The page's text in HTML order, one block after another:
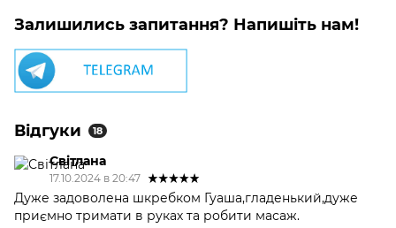
Залишились запитання? Напишіть нам!
Відгуки 18
Світлана
17.10.2024 в 20:47
Дуже задоволена шкребком Гуаша,гладенький,дуже
приємно тримати в руках та робити масаж.